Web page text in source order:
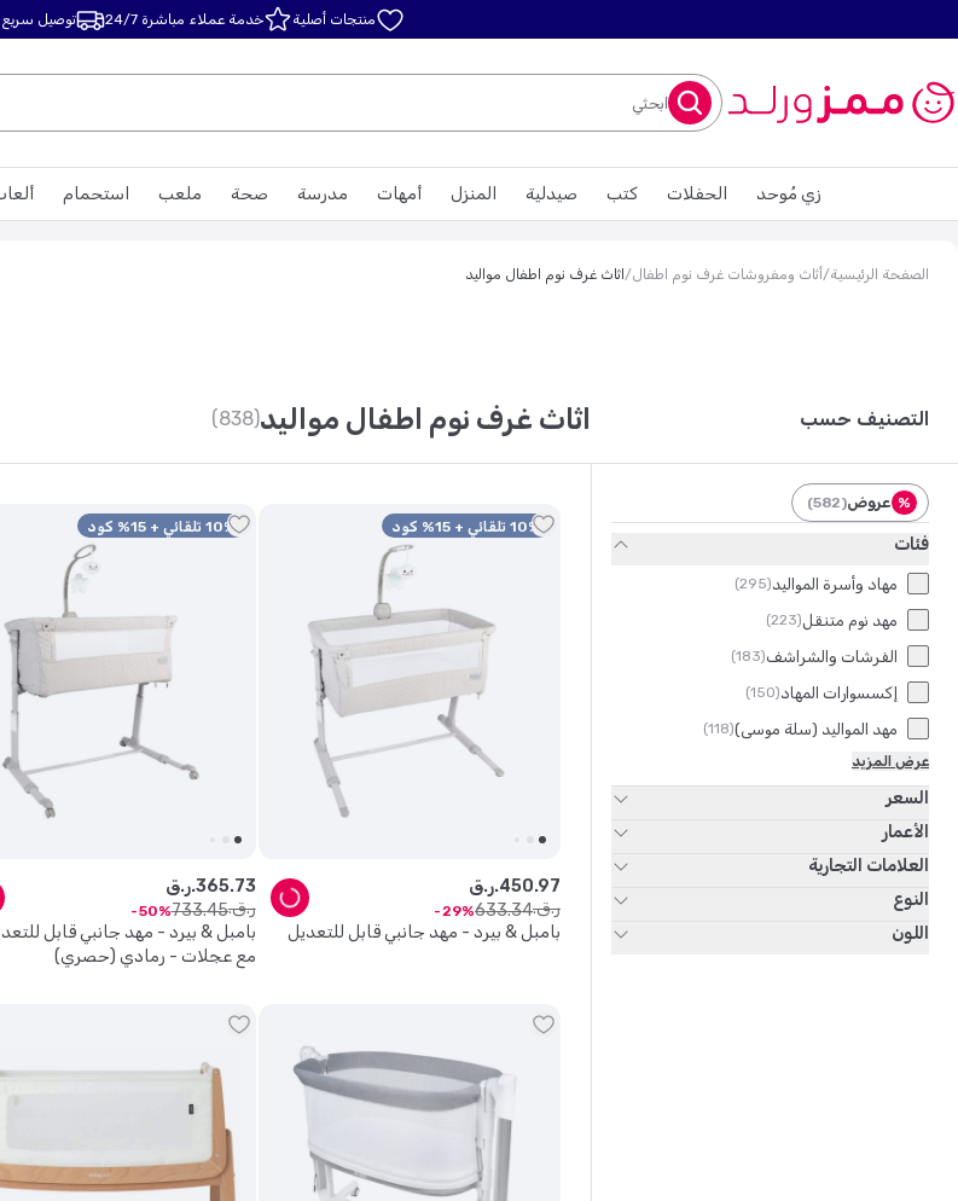
منتجات أصلية خدمة عملاء مباشرة 24/7 توصيل سريع
ابحثي
استحمام ملعب صحة مدرسة أمهات المنزل صيدلية كتب الحفلات زي مُوحد
الصفحة الرئيسية/أثاث ومفروشات غرف نوم اطفال/ اثاث غرف نوم اطفال مواليد
التصنيف حسب اثاث غرف نوم اطفال مواليد(838)
% عروض(
582
)
فئات
مهاد وأسرة المواليد(
295
)
مهد نوم متنقل(
223
)
الفرشات والشراشف(
183
)
إكسسوارات المهاد(
150
)
مهد المواليد (سلة موسى)(
118
)
عرض المزيد
السعر
الأعمار
العلامات التجارية
النوع
اللون
10% تلقائي + 15% كود
بامبل & بيرد - مهد جانبي قابل للتعديل
ر.ق.450.97
ر.ق.
633.34
29
10% تلقائي + 15% كود
بامبل & بيرد - مهد جانبي قابل
مع عجلات - رمادي (حصري)
ر.ق.365.73
ر.ق.
733.45
50